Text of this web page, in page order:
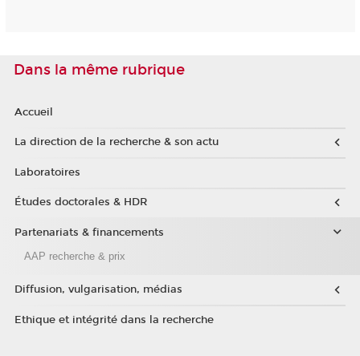
Dans la même rubrique
Accueil
La direction de la recherche & son actu
Laboratoires
Études doctorales & HDR
Partenariats & financements
AAP recherche & prix
Diffusion, vulgarisation, médias
Ethique et intégrité dans la recherche